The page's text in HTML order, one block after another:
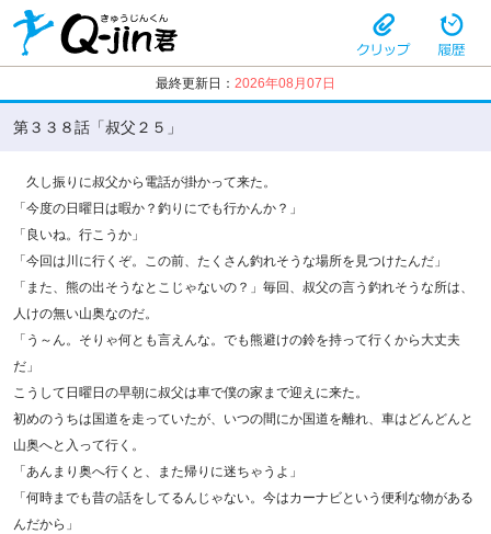
最終更新日： 2026年08月07日
第３３８話「叔父２５」
久し振りに叔父から電話が掛かって来た。
「今度の日曜日は暇か？釣りにでも行かんか？」
「良いね。行こうか」
「今回は川に行くぞ。この前、たくさん釣れそうな場所を見つけたんだ」
「また、熊の出そうなとこじゃないの？」毎回、叔父の言う釣れそうな所は、
人けの無い山奥なのだ。
「う～ん。そりゃ何とも言えんな。でも熊避けの鈴を持って行くから大丈夫
だ」
こうして日曜日の早朝に叔父は車で僕の家まで迎えに来た。
初めのうちは国道を走っていたが、いつの間にか国道を離れ、車はどんどんと
山奥へと入って行く。
「あんまり奥へ行くと、また帰りに迷ちゃうよ」
「何時までも昔の話をしてるんじゃない。今はカーナビという便利な物がある
んだから」